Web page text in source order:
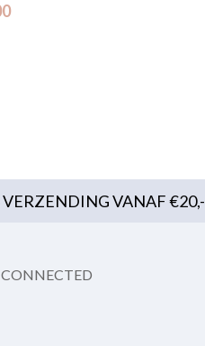
VERZENDING VANAF €20,-
CONNECTED